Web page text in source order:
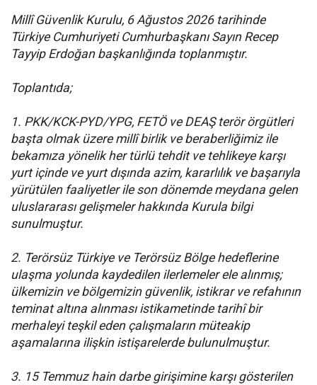
Millî Güvenlik Kurulu, 6 Ağustos 2026 tarihinde
Türkiye Cumhuriyeti Cumhurbaşkanı Sayın Recep
Tayyip Erdoğan başkanlığında toplanmıştır.
Toplantıda;
1. PKK/KCK-PYD/YPG, FETÖ ve DEAŞ terör örgütleri
başta olmak üzere millî birlik ve beraberliğimiz ile
bekamıza yönelik her türlü tehdit ve tehlikeye karşı
yurt içinde ve yurt dışında azim, kararlılık ve başarıyla
yürütülen faaliyetler ile son dönemde meydana gelen
uluslararası gelişmeler hakkında Kurula bilgi
sunulmuştur.
2. Terörsüz Türkiye ve Terörsüz Bölge hedeflerine
ulaşma yolunda kaydedilen ilerlemeler ele alınmış;
ülkemizin ve bölgemizin güvenlik, istikrar ve refahının
teminat altına alınması istikametinde tarihî bir
merhaleyi teşkil eden çalışmaların müteakip
aşamalarına ilişkin istişarelerde bulunulmuştur.
3. 15 Temmuz hain darbe girişimine karşı gösterilen